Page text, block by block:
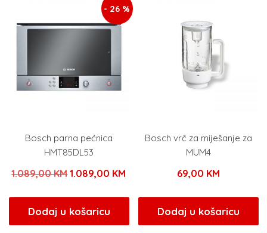
- 26 %
Bosch parna pećnica
HMT85DL53
1.089,00KMIzvorna
bila
je:
1.089,00 KM
1.089,00 KM.
Dodaj u košaricu
Bosch vrč za miješanje za
MUM4
69,00 KM
Dodaj u košaricu